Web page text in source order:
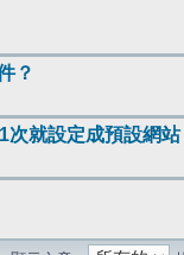
？
次就設定成預設網站